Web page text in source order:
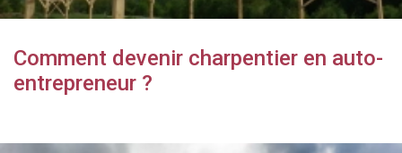
Comment devenir charpentier en auto-
entrepreneur ?